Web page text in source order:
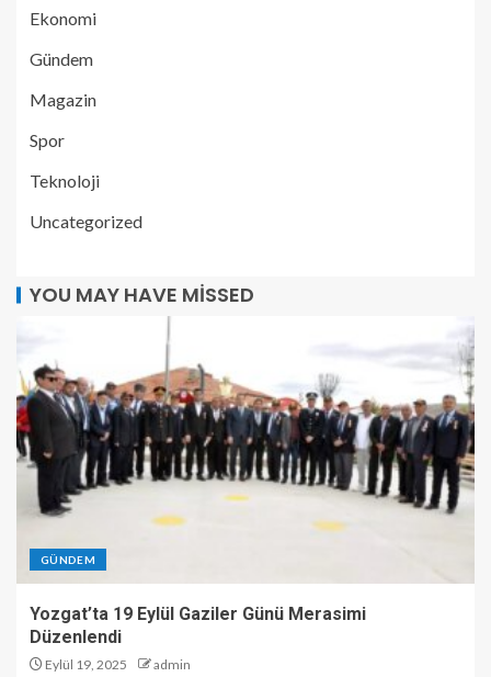
Ekonomi
Gündem
Magazin
Spor
Teknoloji
Uncategorized
YOU MAY HAVE MISSED
GÜNDEM
Yozgat’ta 19 Eylül Gaziler Günü Merasimi
Düzenlendi
Eylül 19, 2025 admin